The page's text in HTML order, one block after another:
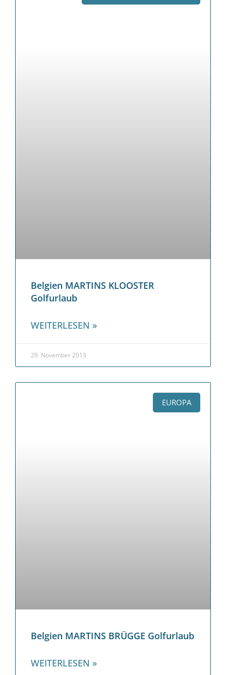
Belgien MARTINS KLOOSTER
Golfurlaub
WEITERLESEN »
29. November 2013
EUROPA
Belgien MARTINS BRÜGGE Golfurlaub
WEITERLESEN »